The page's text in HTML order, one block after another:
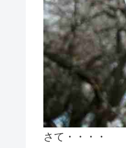
さて・・・・